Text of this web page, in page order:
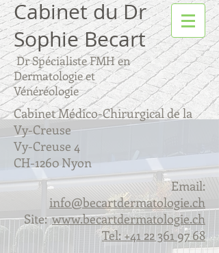
Cabinet du Dr
Sophie Becart
Dr Spécialiste FMH en
Dermatologie et
Vénéréologie
Cabinet Médico-Chirurgical de la
Vy-Creuse
Vy-Creuse 4
CH-1260 Nyon
Email:
info@becartdermatologie.ch
Site:www.becartdermatologie.ch
Tel: +41 22 361 97 68